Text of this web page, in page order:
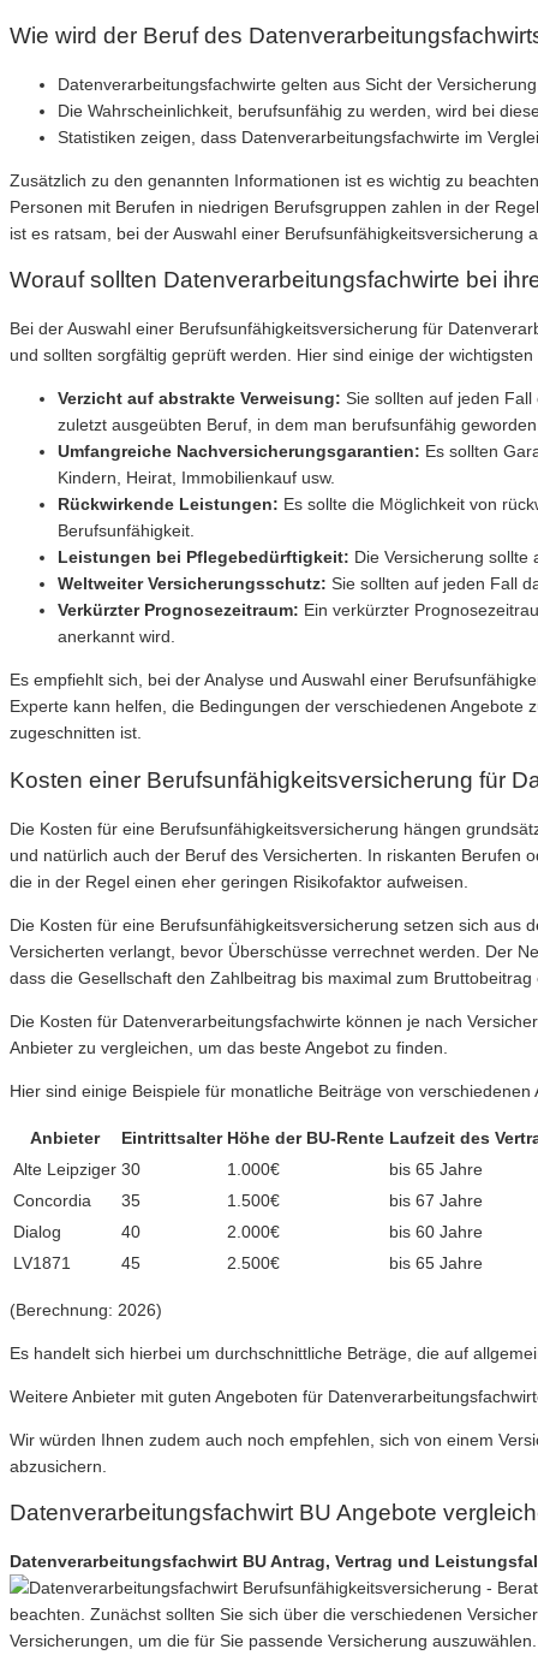
Wie wird der Beruf des
Datenverarbeitungsfachwirte gelten aus Sicht der
Die Wahrscheinlichkeit, berufsunfähig zu werden, wird bei
Statistiken zeigen, dass Datenverarbeitungsfachwirte im
Zusätzlich zu den genannten Informationen ist es wichtig zu
Personen mit Berufen in niedrigen Berufsgruppen zahlen in der
ist es ratsam, bei der Auswahl einer
Worauf sollten Datenverarbeitungsfachwirte bei
Bei der Auswahl einer Berufsunfähigkeitsversicherung für
und sollten sorgfältig geprüft werden. Hier sind einige der
Verzicht auf abstrakte Verweisung: Sie sollten auf jeden
zuletzt ausgeübten Beruf, in dem man berufsunfähig
Umfangreiche Nachversicherungsgarantien: Es sollten
Kindern, Heirat, Immobilienkauf usw.
Rückwirkende Leistungen: Es sollte die Möglichkeit von
Berufsunfähigkeit.
Leistungen bei Pflegebedürftigkeit: Die Versicherung sollte
Weltweiter Versicherungsschutz: Sie sollten auf jeden Fall
Verkürzter Prognosezeitraum: Ein verkürzter
anerkannt wird.
Es empfiehlt sich, bei der Analyse und Auswahl einer
Experte kann helfen, die Bedingungen der verschiedenen
zugeschnitten ist.
Kosten einer Berufsunfähigkeitsversicherung für
Die Kosten für eine Berufsunfähigkeitsversicherung hängen
und natürlich auch der Beruf des Versicherten. In riskanten Berufen
die in der Regel einen eher geringen Risikofaktor aufweisen.
Die Kosten für eine Berufsunfähigkeitsversicherung setzen sich
Versicherten verlangt, bevor Überschüsse verrechnet werden. Der
dass die Gesellschaft den Zahlbeitrag bis maximal zum
Die Kosten für Datenverarbeitungsfachwirte können je nach
Anbieter zu vergleichen, um das beste Angebot zu finden.
Hier sind einige Beispiele für monatliche Beiträge von
Anbieter Eintrittsalter Höhe der BU-Rente Laufzeit des
Alte Leipziger 30 1.000€
bis 65 Jahre
Concordia
35 1.500€
bis 67 Jahre
Dialog
40 2.000€
bis 60 Jahre
LV1871
45 2.500€ bis 65 Jahre
(Berechnung: 2026)
Es handelt sich hierbei um durchschnittliche Beträge, die auf
Weitere Anbieter mit guten Angeboten für
Wir würden Ihnen zudem auch noch empfehlen, sich von einem
abzusichern.
Datenverarbeitungsfachwirt BU Angebote
Datenverarbeitungsfachwirt BU Antrag, Vertrag und
beachten. Zunächst sollten Sie sich über die verschiedenen
Versicherungen, um die für Sie passende Versicherung auszuwählen.